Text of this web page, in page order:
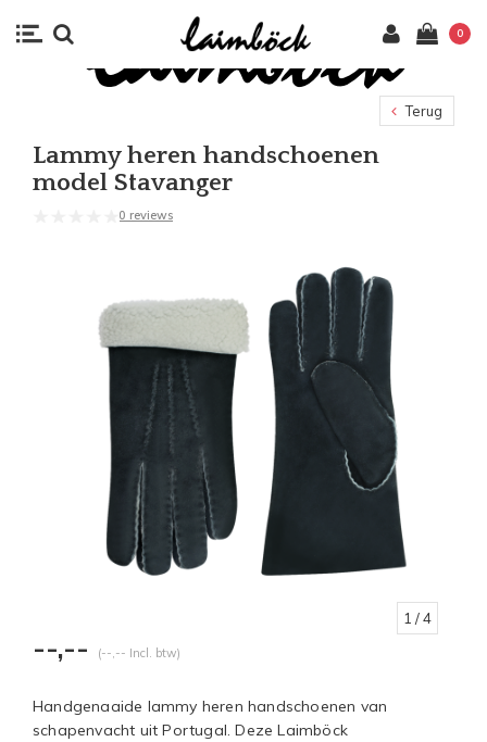
0
Terug
Lammy heren handschoenen
model Stavanger
0 reviews
1 / 4
--,-- (--,-- Incl. btw)
Handgenaaide lammy heren handschoenen van
schapenvacht uit Portugal. Deze Laimböck